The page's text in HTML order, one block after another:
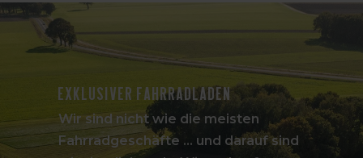
Exklusiver Fahrradladen
Wir sind nicht wie die meisten
Fahrradgeschäfte ... und darauf sind